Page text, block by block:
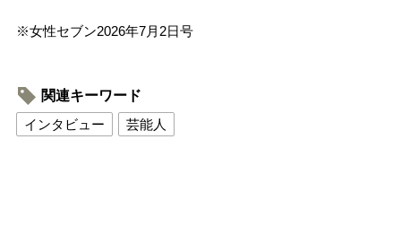
※女性セブン2026年7月2日号
関連キーワード
インタビュー
芸能人